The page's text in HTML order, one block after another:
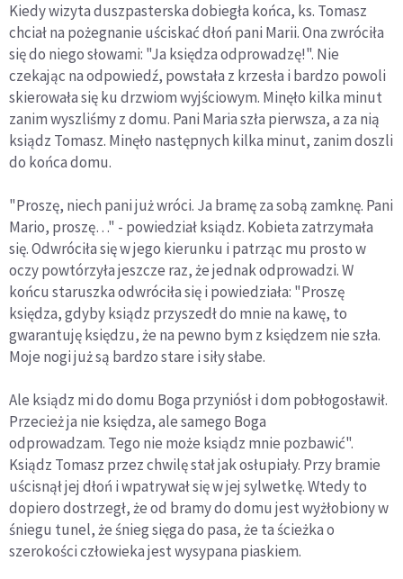
Kiedy wizyta duszpasterska dobiegła końca, ks. Tomasz
chciał na pożegnanie uściskać dłoń pani Marii. Ona zwróciła
się do niego słowami: "Ja księdza odprowadzę!". Nie
czekając na odpowiedź, powstała z krzesła i bardzo powoli
skierowała się ku drzwiom wyjściowym. Minęło kilka minut
zanim wyszliśmy z domu. Pani Maria szła pierwsza, a za nią
ksiądz Tomasz. Minęło następnych kilka minut, zanim doszli
do końca domu.
"Proszę, niech pani już wróci. Ja bramę za sobą zamknę. Pani
Mario, proszę…" - powiedział ksiądz. Kobieta zatrzymała
się. Odwróciła się w jego kierunku i patrząc mu prosto w
oczy powtórzyła jeszcze raz, że jednak odprowadzi. W
końcu staruszka odwróciła się i powiedziała: "Proszę
księdza, gdyby ksiądz przyszedł do mnie na kawę, to
gwarantuję księdzu, że na pewno bym z księdzem nie szła.
Moje nogi już są bardzo stare i siły słabe.
Ale ksiądz mi do domu Boga przyniósł i dom pobłogosławił.
Przecież ja nie księdza, ale samego Boga
odprowadzam. Tego nie może ksiądz mnie pozbawić".
Ksiądz Tomasz przez chwilę stał jak osłupiały. Przy bramie
uścisnął jej dłoń i wpatrywał się w jej sylwetkę. Wtedy to
dopiero dostrzegł, że od bramy do domu jest wyżłobiony w
śniegu tunel, że śnieg sięga do pasa, że ta ścieżka o
szerokości człowieka jest wysypana piaskiem.